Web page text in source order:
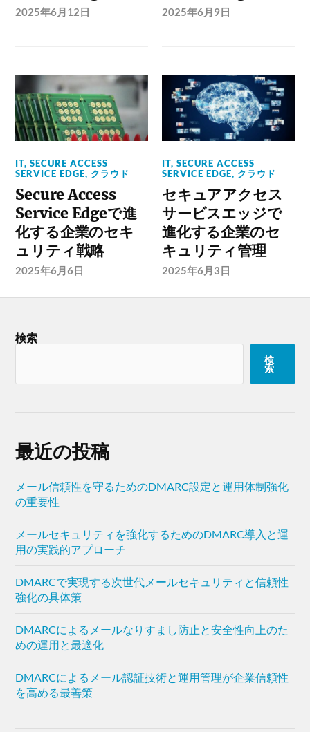
2025年6月12日 2025年6月9日
IT,SECURE ACCESS
SERVICE EDGE, クラウド
Secure Access
Service Edgeで進
化する企業のセキ
ュリティ戦略
2025年6月6日
IT,SECURE ACCESS
SERVICE EDGE, クラウド
セキュアアクセス
サービスエッジで
進化する企業のセ
キュリティ管理
2025年6月3日
検索
検
索
最近の投稿
メール信頼性を守るためのDMARC設定と運用体制強化
の重要性
メールセキュリティを強化するためのDMARC導入と運
用の実践的アプローチ
DMARCで実現する次世代メールセキュリティと信頼性
強化の具体策
DMARCによるメールなりすまし防止と安全性向上のた
めの運用と最適化
DMARCによるメール認証技術と運用管理が企業信頼性
を高める最善策